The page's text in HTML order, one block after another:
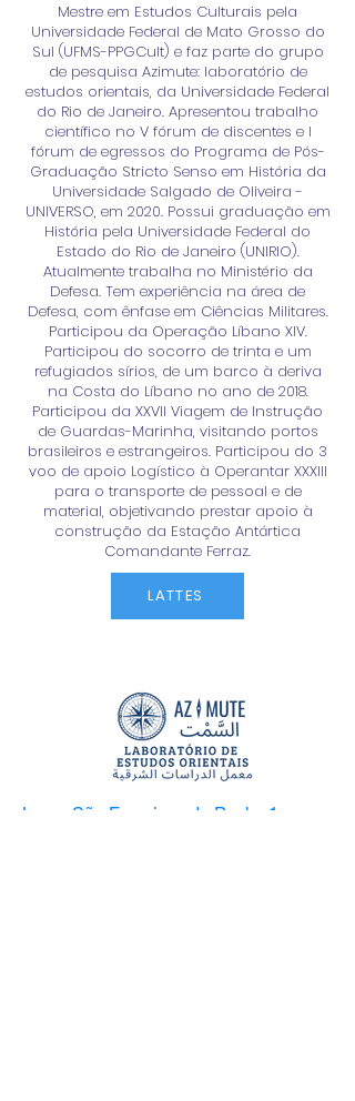
Mestre em Estudos Culturais pela
Universidade Federal de Mato Grosso do
Sul (UFMS-PPGCult) e faz parte do grupo
de pesquisa Azimute: laboratório de
estudos orientais, da Universidade Federal
do Rio de Janeiro. Apresentou trabalho
científico no V fórum de discentes e I
fórum de egressos do Programa de Pós-
Graduação Stricto Senso em História da
Universidade Salgado de Oliveira -
UNIVERSO, em 2020. Possui graduação em
História pela Universidade Federal do
Estado do Rio de Janeiro (UNIRIO).
Atualmente trabalha no Ministério da
Defesa. Tem experiência na área de
Defesa, com ênfase em Ciências Militares.
Participou da Operação Líbano XIV.
Participou do socorro de trinta e um
refugiados sírios, de um barco à deriva
na Costa do Líbano no ano de 2018.
Participou da XXVII Viagem de Instrução
de Guardas-Marinha, visitando portos
brasileiros e estrangeiros. Participou do 3
voo de apoio Logístico à Operantar XXXIII
para o transporte de pessoal e de
material, objetivando prestar apoio à
construção da Estação Antártica
Comandante Ferraz.
LATTES
Largo São Francisco de Paula, 1 -